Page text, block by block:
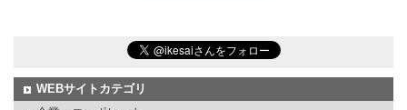
WEBサイトカテゴリ